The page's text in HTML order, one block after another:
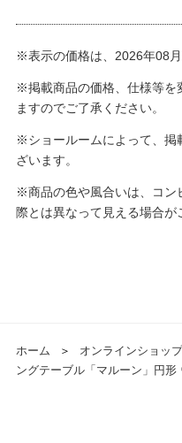
※表示の価格は、2026年08月
※掲載商品の価格、仕様等を
ますのでご了承ください。
※ショールームによって、掲
ざいます。
※商品の色や風合いは、コン
際とは異なって見える場合が
ホーム ＞ オンラインショップ
ングテーブル「マルーン」円